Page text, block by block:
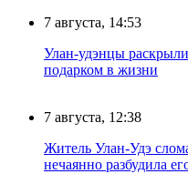
7 августа, 14:53
Улан-удэнцы
подарком в жизни
7 августа, 12:38
Житель Улан-Удэ
нечаянно разбудила